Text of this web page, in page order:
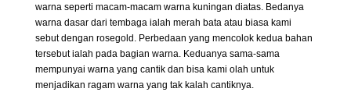
warna seperti macam-macam warna kuningan diatas. Bedanya
warna dasar dari tembaga ialah merah bata atau biasa kami
sebut dengan rosegold. Perbedaan yang mencolok kedua bahan
tersebut ialah pada bagian warna. Keduanya sama-sama
mempunyai warna yang cantik dan bisa kami olah untuk
menjadikan ragam warna yang tak kalah cantiknya.